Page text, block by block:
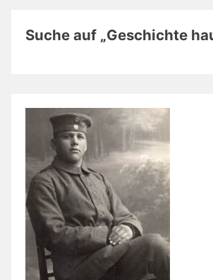
Suche auf „Geschichte